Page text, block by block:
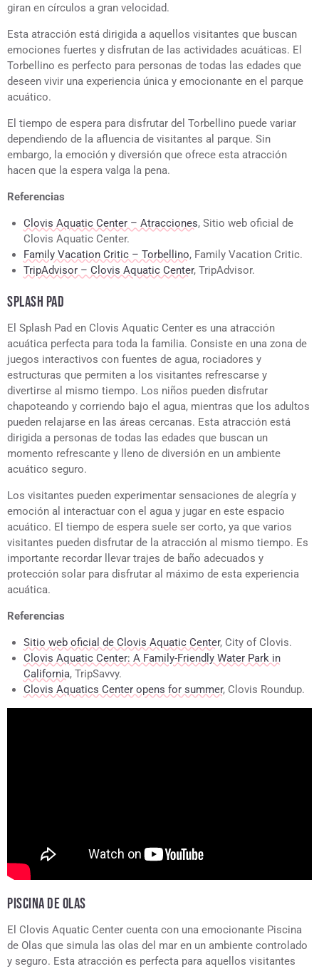
giran en círculos a gran velocidad.
Esta atracción está dirigida a aquellos visitantes que buscan
emociones fuertes y disfrutan de las actividades acuáticas. El
Torbellino es perfecto para personas de todas las edades que
deseen vivir una experiencia única y emocionante en el parque
acuático.
El tiempo de espera para disfrutar del Torbellino puede variar
dependiendo de la afluencia de visitantes al parque. Sin
embargo, la emoción y diversión que ofrece esta atracción
hacen que la espera valga la pena.
Referencias
Clovis Aquatic Center – Atracciones, Sitio web oficial de
Clovis Aquatic Center.
Family Vacation Critic – Torbellino, Family Vacation Critic.
TripAdvisor – Clovis Aquatic Center, TripAdvisor.
SPLASH PAD
El Splash Pad en Clovis Aquatic Center es una atracción
acuática perfecta para toda la familia. Consiste en una zona de
juegos interactivos con fuentes de agua, rociadores y
estructuras que permiten a los visitantes refrescarse y
divertirse al mismo tiempo. Los niños pueden disfrutar
chapoteando y corriendo bajo el agua, mientras que los adultos
pueden relajarse en las áreas cercanas. Esta atracción está
dirigida a personas de todas las edades que buscan un
momento refrescante y lleno de diversión en un ambiente
acuático seguro.
Los visitantes pueden experimentar sensaciones de alegría y
emoción al interactuar con el agua y jugar en este espacio
acuático. El tiempo de espera suele ser corto, ya que varios
visitantes pueden disfrutar de la atracción al mismo tiempo. Es
importante recordar llevar trajes de baño adecuados y
protección solar para disfrutar al máximo de esta experiencia
acuática.
Referencias
Sitio web oficial de Clovis Aquatic Center, City of Clovis.
Clovis Aquatic Center: A Family-Friendly Water Park in
California, TripSavvy.
Clovis Aquatics Center opens for summer, Clovis Roundup.
PISCINA DE OLAS
El Clovis Aquatic Center cuenta con una emocionante Piscina
de Olas que simula las olas del mar en un ambiente controlado
y seguro. Esta atracción es perfecta para aquellos visitantes